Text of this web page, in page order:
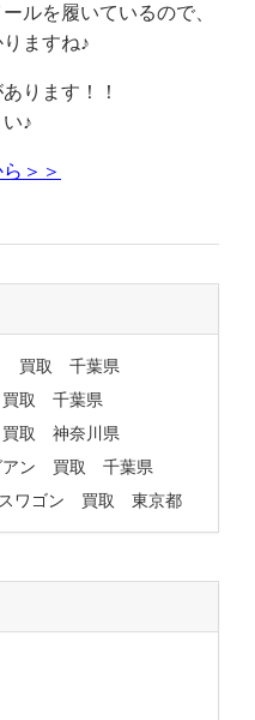
ルを履いているので、
ますね♪
ります！！
♪
＞＞
買取 千葉県
取 千葉県
取 神奈川県
アン 買取 千葉県
スワゴン 買取 東京都